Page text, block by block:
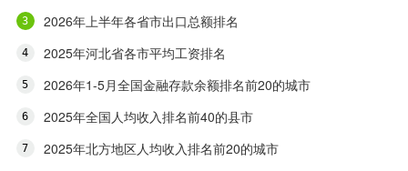
2026年上半年各省市出口总额排名
2025年河北省各市平均工资排名
2026年1-5月全国金融存款余额排名前20的城市
2025年全国人均收入排名前40的县市
2025年北方地区人均收入排名前20的城市